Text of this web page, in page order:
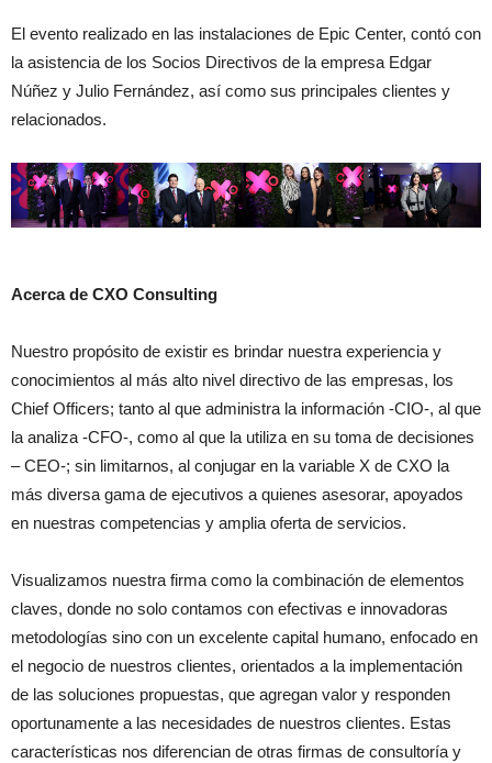
El evento realizado en las instalaciones de Epic Center, contó con
la asistencia de los Socios Directivos de la empresa Edgar
Núñez y Julio Fernández, así como sus principales clientes y
relacionados.
Acerca de CXO Consulting
Nuestro propósito de existir es brindar nuestra experiencia y
conocimientos al más alto nivel directivo de las empresas, los
Chief Officers; tanto al que administra la información -CIO-, al que
la analiza -CFO-, como al que la utiliza en su toma de decisiones
– CEO-; sin limitarnos, al conjugar en la variable X de CXO la
más diversa gama de ejecutivos a quienes asesorar, apoyados
en nuestras competencias y amplia oferta de servicios.
Visualizamos nuestra firma como la combinación de elementos
claves, donde no solo contamos con efectivas e innovadoras
metodologías sino con un excelente capital humano, enfocado en
el negocio de nuestros clientes, orientados a la implementación
de las soluciones propuestas, que agregan valor y responden
oportunamente a las necesidades de nuestros clientes. Estas
características nos diferencian de otras firmas de consultoría y